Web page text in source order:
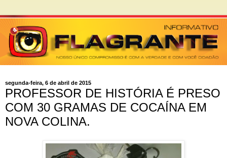
segunda-feira, 6 de abril de 2015
PROFESSOR DE HISTÓRIA É PRESO
COM 30 GRAMAS DE COCAÍNA EM
NOVA COLINA.